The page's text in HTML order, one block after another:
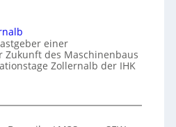
einer
Zukunft des Maschinenbaus
Zollernalb der IHK